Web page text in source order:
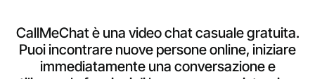
CallMeChat è una video chat casuale gratuita.
Puoi incontrare nuove persone online, iniziare
immediatamente una conversazione e